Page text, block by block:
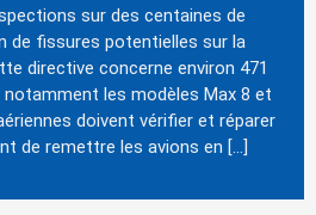
sur des centaines de
de fissures potentielles sur la
directive concerne environ 471
notamment les modèles Max 8 et
doivent vérifier et réparer
de remettre les avions en […]